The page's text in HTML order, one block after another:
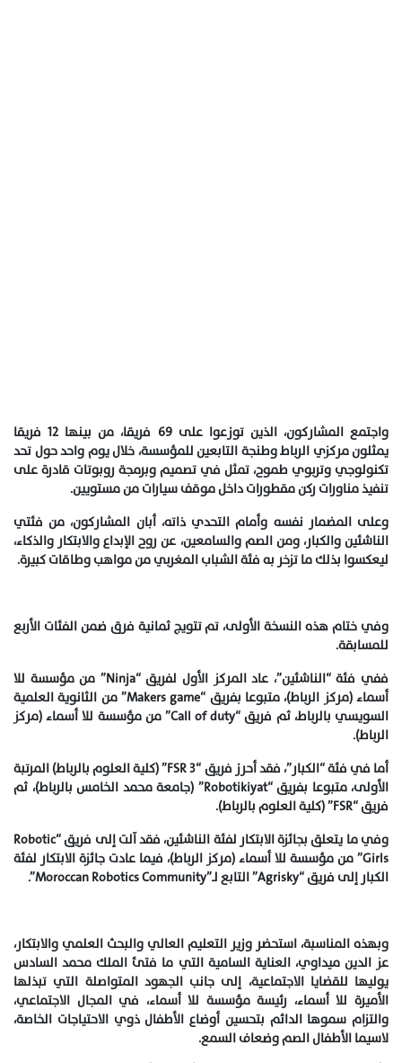
واجتمع المشاركون، الذين توزعوا على 69 فريقا، من بينها 12 فريقا
يمثلون مركزي الرباط وطنجة التابعين للمؤسسة، خلال يوم واحد حول تحد
تكنولوجي وتربوي طموح، تمثل في تصميم وبرمجة روبوتات قادرة على
تنفيذ مناورات رکن مقطورات داخل موقف سيارات من مستويين.
وعلى المضمار نفسه وأمام التحدي ذاته، أبان المشاركون، من فئتي
الناشئين والكبار، ومن الصم والسامعين، عن روح الإبداع والابتكار والذكاء،
ليعكسوا بذلك ما تزخر به فئة الشباب المغربي من مواهب وطاقات كبيرة.
وفي ختام هذه النسخة الأولى، تم تتويج ثمانية فرق ضمن الفئات الأربع
للمسابقة.
ففي فئة “الناشئين”، عاد المركز الأول لفريق “Ninja” من مؤسسة للا
أسماء (مركز الرباط)، متبوعا بفريق “Makers game” من الثانوية العلمية
السويسي بالرباط، ثم فريق “Call of duty” من مؤسسة للا أسماء (مركز
الرباط).
أما في فئة “الكبار”، فقد أحرز فريق “FSR 3” (كلية العلوم بالرباط) المرتبة
الأولى، متبوعا بفريق “Robotikiyat” (جامعة محمد الخامس بالرباط)، ثم
فريق “FSR” (كلية العلوم بالرباط).
وفي ما يتعلق بجائزة الابتكار لفئة الناشئين، فقد آلت إلى فريق “Robotic
Girls” من مؤسسة للا أسماء (مركز الرباط)، فيما عادت جائزة الابتكار لفئة
الكبار إلى فريق “Agrisky” التابع لـ”Moroccan Robotics Community”.
وبهذه المناسبة، استحضر وزير التعليم العالي والبحث العلمي والابتكار،
عز الدين ميداوي، العناية السامية التي ما فتئ الملك محمد السادس
يوليها للقضايا الاجتماعية، إلى جانب الجهود المتواصلة التي تبذلها
الأميرة للا أسماء، رئيسة مؤسسة للا أسماء، في المجال الاجتماعي،
والتزام سموها الدائم بتحسين أوضاع الأطفال ذوي الاحتياجات الخاصة،
لاسيما الأطفال الصم وضعاف السمع.